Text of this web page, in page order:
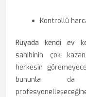
Kontrollü
Rüyada kendi ev
sahibinin çok
herkesin
bununla da